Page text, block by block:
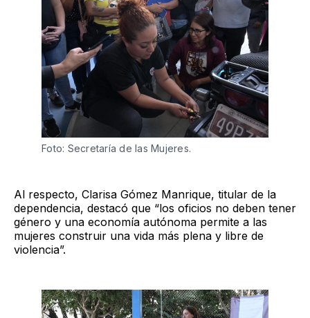
Foto: Secretaría de las Mujeres.
Al respecto, Clarisa Gómez Manrique, titular de la
dependencia, destacó que “los oficios no deben tener
género y una economía autónoma permite a las
mujeres construir una vida más plena y libre de
violencia”.